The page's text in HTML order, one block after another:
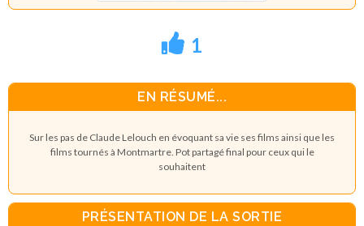
1
EN RÉSUMÉ...
Sur les pas de Claude Lelouch en évoquant sa vie ses films ainsi que les
films tournés à Montmartre. Pot partagé final pour ceux qui le
souhaitent
PRÉSENTATION DE LA SORTIE